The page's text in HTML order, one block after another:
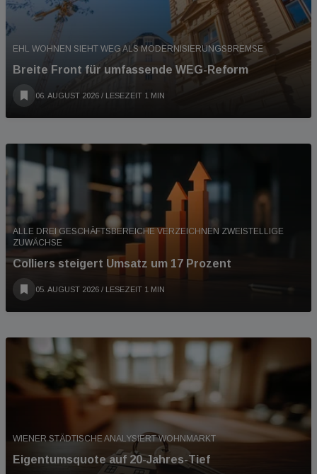
EHL WOHNEN SIEHT WEG ALS MODERNISIERUNGSBREMSE
Breite Front für umfassende WEG-Reform
06. AUGUST 2026 / LESEZEIT 1 MIN
ALLE DREI GESCHÄFTSBEREICHE VERZEICHNEN ZWEISTELLIGE
ZUWÄCHSE
Colliers steigert Umsatz um 17 Prozent
05. AUGUST 2026 / LESEZEIT 1 MIN
WIENER STÄDTISCHE ANALYSIERT WOHNMARKT
Eigentumsquote auf 20-Jahres-Tief